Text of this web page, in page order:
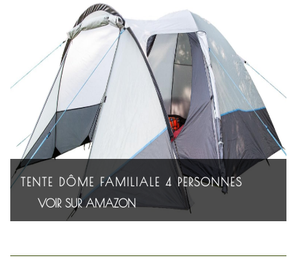
TENTE DÔME FAMILIALE 4 PERSONNES
VOIR SUR AMAZON